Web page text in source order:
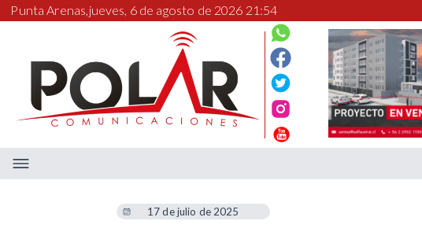
Punta Arenas,jueves, 6 de agosto de 2026 21:54
17 de julio de 2025